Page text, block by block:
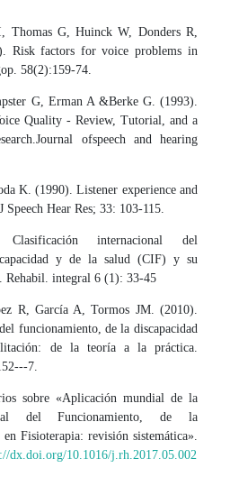
Thomas G, Huinck W, Donders R,
Risk factors for voice problems in
58(2):159-74.
G, Erman A &Berke G. (1993).
Quality - Review, Tutorial, and a
ofspeech and hearing
K. (1990). Listener experience and
Hear Res; 33: 103-115.
internacional del
y de la salud (CIF) y su
Rehabil. integral 6 (1): 33-45
R, García A, Tormos JM. (2010).
funcionamiento, de la discapacidad
de la teoría a la práctica.
7.
sobre «Aplicación mundial de la
del Funcionamiento, de la
Fisioterapia: revisión sistemática».
dx.doi.org/10.1016/j.rh.2017.05.002